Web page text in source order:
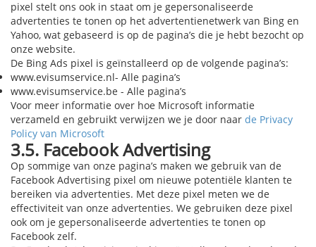
pixel stelt ons ook in staat om je gepersonaliseerde
advertenties te tonen op het advertentienetwerk van Bing en
Yahoo, wat gebaseerd is op de pagina’s die je hebt bezocht op
onze website.
De Bing Ads pixel is geïnstalleerd op de volgende pagina’s:
www.evisumservice.nl- Alle pagina’s
www.evisumservice.be - Alle pagina’s
Voor meer informatie over hoe Microsoft informatie
verzameld en gebruikt verwijzen we je door naar de Privacy
Policy van Microsoft
3.5. Facebook Advertising
Op sommige van onze pagina’s maken we gebruik van de
Facebook Advertising pixel om nieuwe potentiële klanten te
bereiken via advertenties. Met deze pixel meten we de
effectiviteit van onze advertenties. We gebruiken deze pixel
ook om je gepersonaliseerde advertenties te tonen op
Facebook zelf.